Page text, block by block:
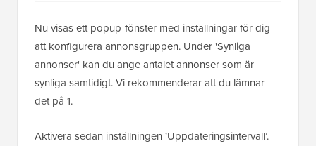
Nu visas ett popup-fönster med inställningar för dig
att konfigurera annonsgruppen. Under 'Synliga
annonser' kan du ange antalet annonser som är
synliga samtidigt. Vi rekommenderar att du lämnar
det på 1.
Aktivera sedan inställningen ‘Uppdateringsintervall’.